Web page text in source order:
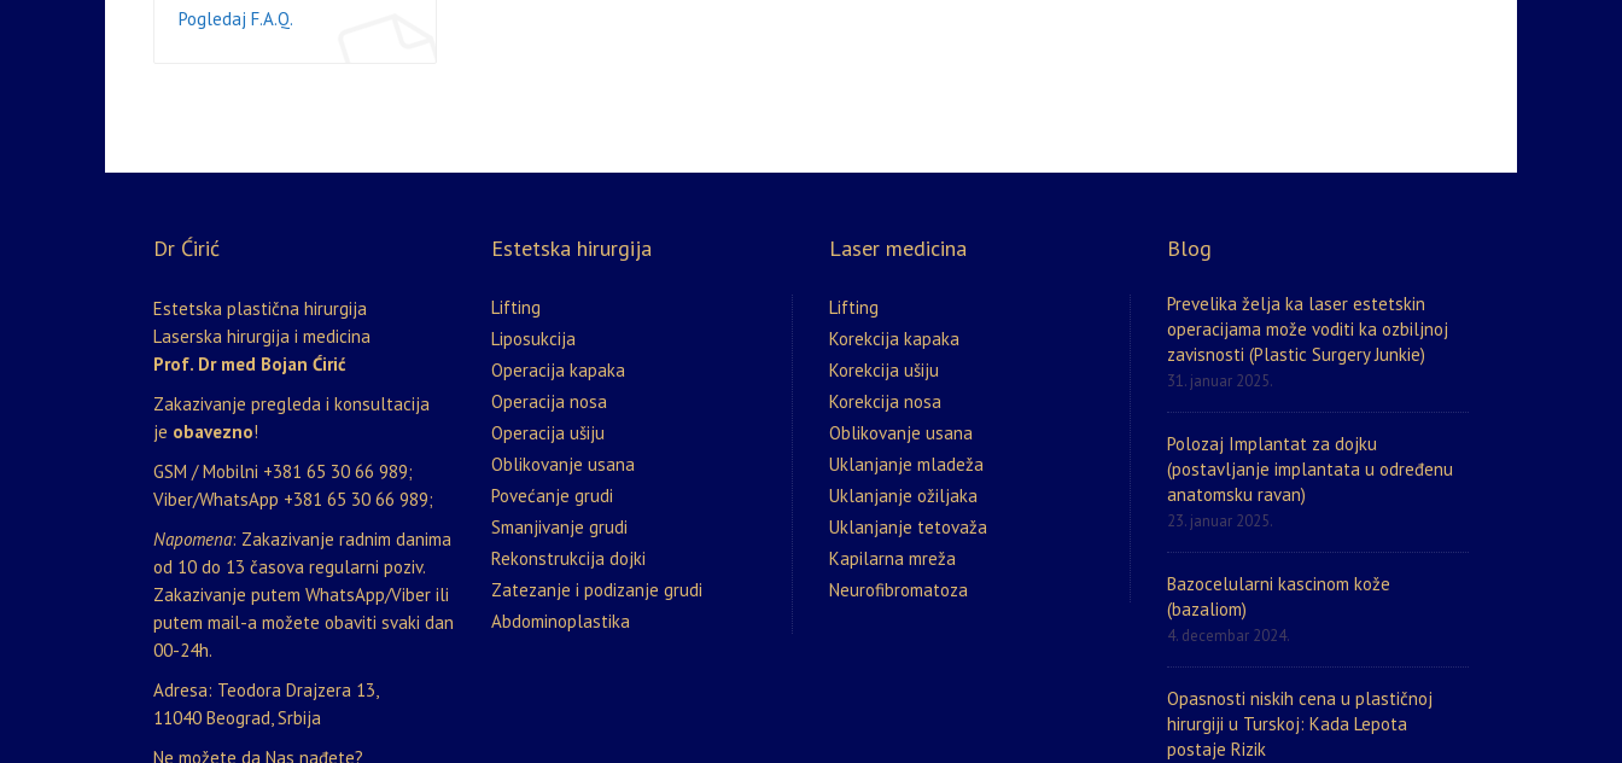
Pogledaj F.A.Q.
Dr Ćirić
Estetska plastična hirurgija
Laserska hirurgija i medicina
Prof. Dr med Bojan Ćirić
Zakazivanje pregleda i konsultacija
je obavezno!
GSM / Mobilni +381 65 30 66 989;
Viber/WhatsApp +381 65 30 66 989;
Napomena: Zakazivanje radnim danima
od 10 do 13 časova regularni poziv.
Zakazivanje putem WhatsApp/Viber ili
putem mail-a možete obaviti svaki dan
00-24h.
Adresa: Teodora Drajzera 13,
11040 Beograd, Srbija
Ne možete da Nas nađete?
Estetska hirurgija
Lifting
Liposukcija
Operacija kapaka
Operacija nosa
Operacija ušiju
Oblikovanje usana
Povećanje grudi
Smanjivanje grudi
Rekonstrukcija dojki
Zatezanje i podizanje grudi
Abdominoplastika
Laser medicina
Lifting
Korekcija kapaka
Korekcija ušiju
Korekcija nosa
Oblikovanje usana
Uklanjanje mladeža
Uklanjanje ožiljaka
Uklanjanje tetovaža
Kapilarna mreža
Neurofibromatoza
Blog
Prevelika želja ka laser estetskin
operacijama može voditi ka ozbiljnoj
zavisnosti (Plastic Surgery Junkie)
31. januar 2025.
Polozaj Implantat za dojku
(postavljanje implantata u određenu
anatomsku ravan)
23. januar 2025.
Bazocelularni kascinom kože
(bazaliom)
4. decembar 2024.
Opasnosti niskih cena u plastičnoj
hirurgiji u Turskoj: Kada Lepota
postaje Rizik